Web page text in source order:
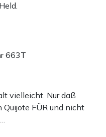
663T
vielleicht. Nur daß
Quijote FÜR und nicht